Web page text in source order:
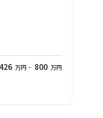
426 万円 ~ 800 万円